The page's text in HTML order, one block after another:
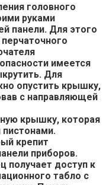
головного
руками
панели. Для этого
имеется
Для
опустить крышку,
с направляющей
крышку, которая
крепит
приборов.
получает доступ к
табло с